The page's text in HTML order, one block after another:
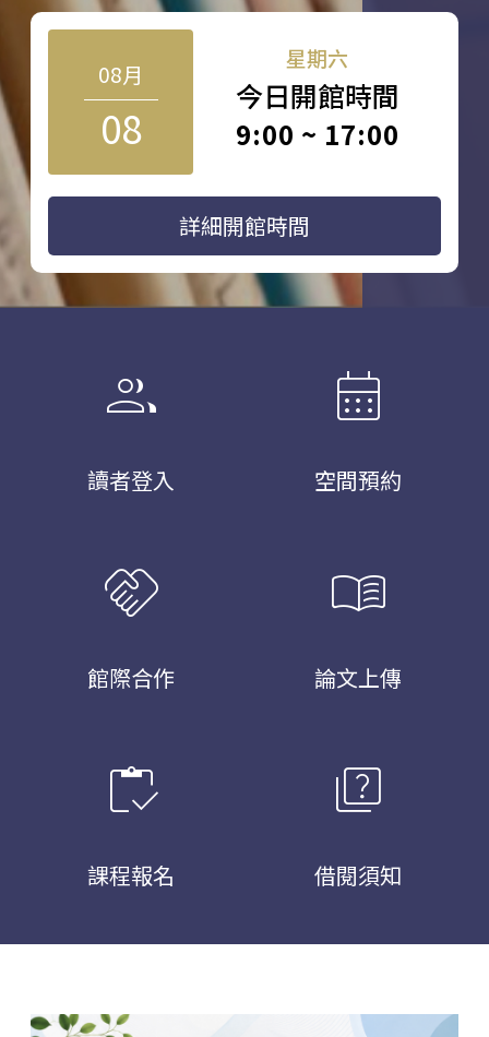
08月
08
星期六
今日開館時間
9:00 ~ 17:00
詳細開館時間
group
讀者登入
calendar_month
空間預約
handshake
館際合作
menu_book
論文上傳
inventory
課程報名
quiz
借閱須知